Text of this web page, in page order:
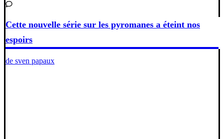
Cette nouvelle série sur les pyromanes a éteint nos
espoirs
de sven papaux